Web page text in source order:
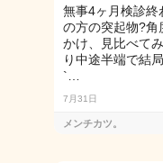
無事4ヶ月検診終
の方の突起物?角
かけ、見比べて
り中途半端で結
`…
7月31日
メンチカツ。